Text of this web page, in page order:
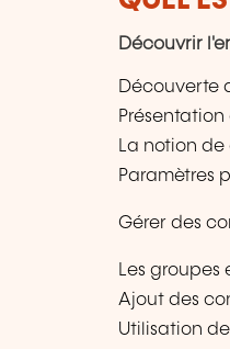
Découvrir
Découverte
La notion
Paramètres
Gérer des
Les groupes
Ajout des
Utilisation